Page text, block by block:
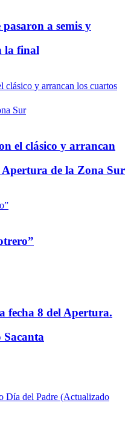
a semis y
la final
el clásico y arrancan
de la Zona Sur
fecha 8 del Apertura.